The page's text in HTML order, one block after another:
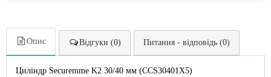
Опис Відгуки (0) Питання - відповідь (0)
Циліндр Securemme K2 30/40 мм (CCS30401X5)